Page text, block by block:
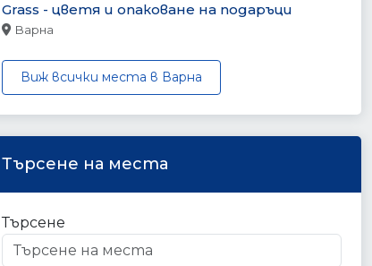
Grass - цветя и опаковане на подаръци
Варна
Виж всички места в Варна
Търсене на места
Търсене